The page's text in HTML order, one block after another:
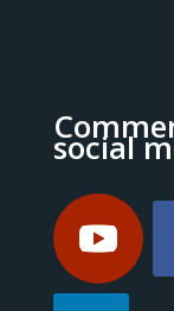
social